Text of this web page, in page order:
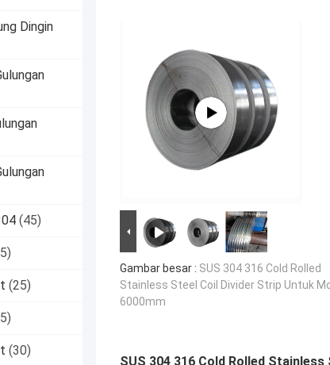
Dingin
(45)
(25)
(30)
Gambar besar : SUS 304 316 Cold Rolled
Stainless Steel Coil Divider Strip Untuk
6000mm
SUS 304 316 Cold Rolled